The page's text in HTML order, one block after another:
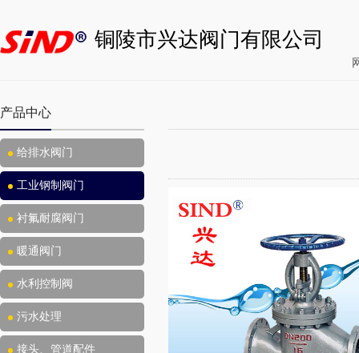
铜陵市兴达阀门有限公司
产品中心
给排水阀门
工业钢制阀门
衬氟耐腐阀门
暖通阀门
水利控制阀
污水处理
接头、管道配件